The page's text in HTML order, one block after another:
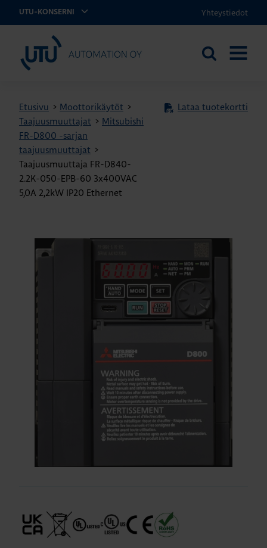
UTU-KONSERNI Yhteystiedot
UTU Automation
Etsi
Etusivu > Moottorikäytöt >
Taajuusmuuttajat > Mitsubishi
FR-D800 -sarjan
taajuusmuuttajat >
Taajuusmuuttaja FR-D840-
2.2K-050-EPB-60 3x400VAC
5,0A 2,2kW IP20 Ethernet
Lataa tuotekortti